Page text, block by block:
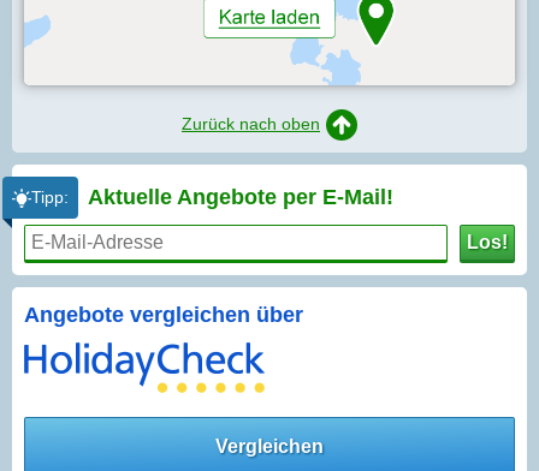
Zurück nach oben
Tipp: Aktuelle Angebote per E-Mail!
Los!
Angebote vergleichen über
Vergleichen